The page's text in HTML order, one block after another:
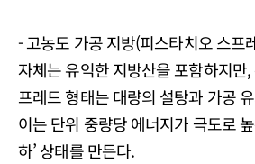
- 고농도 가공 지방(피스타치오 스프
자체는 유익한 지방산을 포함하지만
프레드 형태는 대량의 설탕과 가공
이는 단위 중량당 에너지가 극도로
하’ 상태를 만든다.